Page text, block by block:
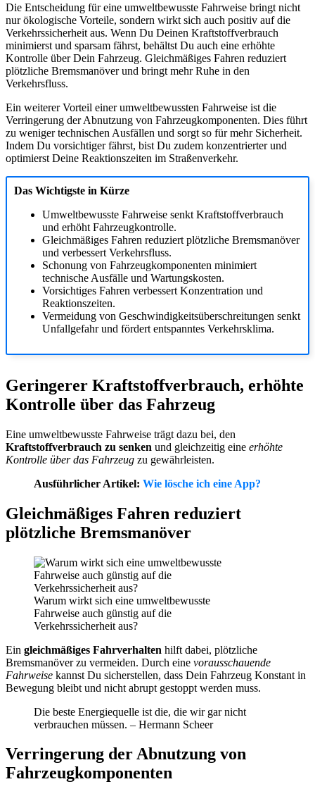
Die Entscheidung für eine umweltbewusste Fahrweise bringt nicht
nur ökologische Vorteile, sondern wirkt sich auch positiv auf die
Verkehrssicherheit aus. Wenn Du Deinen Kraftstoffverbrauch
minimierst und sparsam fährst, behältst Du auch eine erhöhte
Kontrolle über Dein Fahrzeug. Gleichmäßiges Fahren reduziert
plötzliche Bremsmanöver und bringt mehr Ruhe in den
Verkehrsfluss.
Ein weiterer Vorteil einer umweltbewussten Fahrweise ist die
Verringerung der Abnutzung von Fahrzeugkomponenten. Dies führt
zu weniger technischen Ausfällen und sorgt so für mehr Sicherheit.
Indem Du vorsichtiger fährst, bist Du zudem konzentrierter und
optimierst Deine Reaktionszeiten im Straßenverkehr.
Das Wichtigste in Kürze
Umweltbewusste Fahrweise senkt Kraftstoffverbrauch
und erhöht Fahrzeugkontrolle.
Gleichmäßiges Fahren reduziert plötzliche Bremsmanöver
und verbessert Verkehrsfluss.
Schonung von Fahrzeugkomponenten minimiert
technische Ausfälle und Wartungskosten.
Vorsichtiges Fahren verbessert Konzentration und
Reaktionszeiten.
Vermeidung von Geschwindigkeitsüberschreitungen senkt
Unfallgefahr und fördert entspanntes Verkehrsklima.
Geringerer Kraftstoffverbrauch, erhöhte
Kontrolle über das Fahrzeug
Eine umweltbewusste Fahrweise trägt dazu bei, den
Kraftstoffverbrauch zu senken und gleichzeitig eine erhöhte
Kontrolle über das Fahrzeug zu gewährleisten.
Ausführlicher Artikel: Wie lösche ich eine App?
Gleichmäßiges Fahren reduziert
plötzliche Bremsmanöver
Warum wirkt sich eine umweltbewusste
Fahrweise auch günstig auf die
Verkehrssicherheit aus?
Ein gleichmäßiges Fahrverhalten hilft dabei, plötzliche
Bremsmanöver zu vermeiden. Durch eine vorausschauende
Fahrweise kannst Du sicherstellen, dass Dein Fahrzeug Konstant in
Bewegung bleibt und nicht abrupt gestoppt werden muss.
Die beste Energiequelle ist die, die wir gar nicht
verbrauchen müssen. – Hermann Scheer
Verringerung der Abnutzung von
Fahrzeugkomponenten